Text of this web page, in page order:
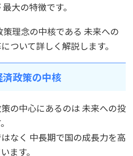
大の特徴です。
理念の中核である 未来への
ついて詳しく解説します。
政策の中核
の中心にあるのは 未来への投
なく 中長期で国の成長力を高
ます。